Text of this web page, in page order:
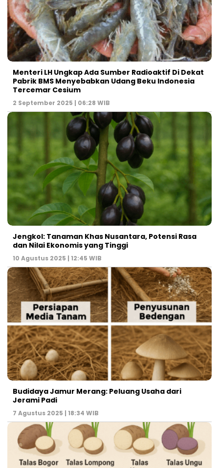
Menteri LH Ungkap Ada Sumber Radioaktif Di Dekat
Pabrik BMS Menyebabkan Udang Beku Indonesia
Tercemar Cesium
2 September 2025 | 06:28 WIB
Jengkol: Tanaman Khas Nusantara, Potensi Rasa
dan Nilai Ekonomis yang Tinggi
10 Agustus 2025 | 12:45 WIB
Budidaya Jamur Merang: Peluang Usaha dari
Jerami Padi
7 Agustus 2025 | 18:34 WIB